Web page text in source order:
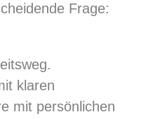
Frage:
klaren
mit persönlichen